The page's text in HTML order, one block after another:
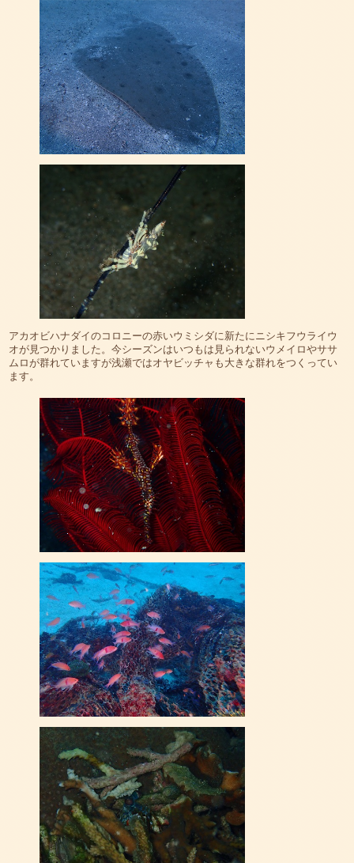
アカオビハナダイのコロニーの赤いウミシダに新たにニシキフウライウ
オが見つかりました。今シーズンはいつもは見られないウメイロやササ
ムロが群れていますが浅瀬ではオヤビッチャも大きな群れをつくってい
ます。